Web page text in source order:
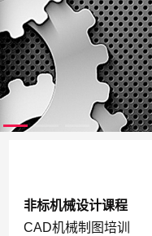
非标机械设计课程
CAD机械制图培训